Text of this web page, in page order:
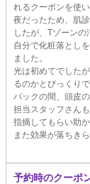
れるクーポンを使
夜だったため、肌
したが、Tゾーンの
自分で化粧落とし
ました。
光は初めてでした
るのかとびっくりで
パックの間、頭皮
担当スタッフさん
指摘してもらい助か
また効果が落ちき
予約時のクーポ